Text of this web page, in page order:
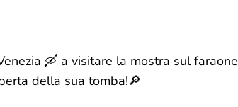
🛶 a visitare la mostra sul faraone
della sua tomba!🔎